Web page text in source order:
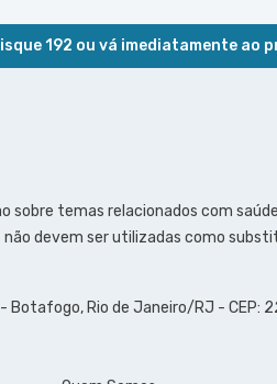
192 ou vá imediatamente
sobre temas relacionados com
devem ser utilizadas como
- Botafogo, Rio de Janeiro/RJ - CEP: